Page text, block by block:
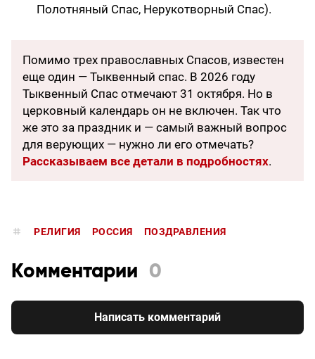
Полотняный Спас, Нерукотворный Спас).
Помимо трех православных Спасов, известен
еще один — Тыквенный спас. В 2026 году
Тыквенный Спас отмечают 31 октября. Но в
церковный календарь он не включен. Так что
же это за праздник и — самый важный вопрос
для верующих — нужно ли его отмечать?
Рассказываем все детали в подробностях.
РЕЛИГИЯ РОССИЯ ПОЗДРАВЛЕНИЯ
Комментарии 0
Написать комментарий